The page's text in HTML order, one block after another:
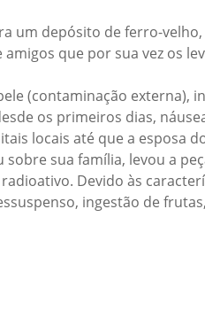
um depósito de ferro-
que por sua vez os
(contaminação externa),
os primeiros dias,
locais até que a esposa
sua família, levou a
Devido às
ingestão de